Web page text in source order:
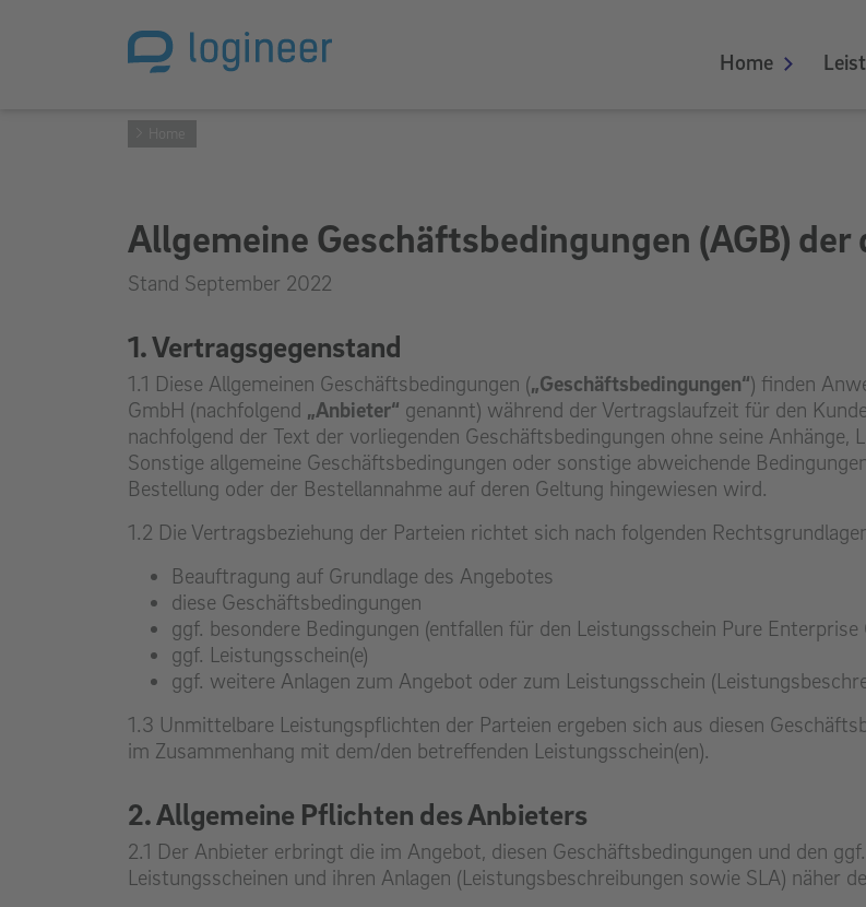
Home
Allgemeine Geschäftsbedingungen (AGB)
Stand September 2022
1. Vertragsgegenstand
1.1 Diese Allgemeinen Geschäftsbedingungen („Geschäftsbedingungen“) finden
GmbH (nachfolgend „Anbieter“ genannt) während der Vertragslaufzeit für den
nachfolgend der Text der vorliegenden Geschäftsbedingungen ohne seine Anhänge,
Sonstige allgemeine Geschäftsbedingungen oder sonstige abweichende
Bestellung oder der Bestellannahme auf deren Geltung hingewiesen wird.
1.2 Die Vertragsbeziehung der Parteien richtet sich nach folgenden
Beauftragung auf Grundlage des Angebotes
diese Geschäftsbedingungen
ggf. besondere Bedingungen (entfallen für den Leistungsschein Pure Enterprise
ggf. Leistungsschein(e)
ggf. weitere Anlagen zum Angebot oder zum Leistungsschein
1.3 Unmittelbare Leistungspflichten der Parteien ergeben sich aus diesen
im Zusammenhang mit dem/den betreffenden Leistungsschein(en).
2. Allgemeine Pflichten des Anbieters
2.1 Der Anbieter erbringt die im Angebot, diesen Geschäftsbedingungen und den
Leistungsscheinen und ihren Anlagen (Leistungsbeschreibungen sowie SLA) näher